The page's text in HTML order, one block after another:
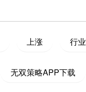
上涨 行业
无双策略APP下载